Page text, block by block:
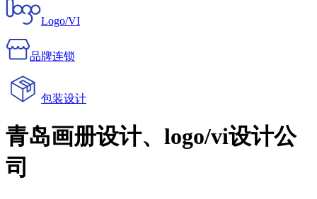
Logo/VI
品牌连锁
包装设计
青岛画册设计、logo/vi设计公
司